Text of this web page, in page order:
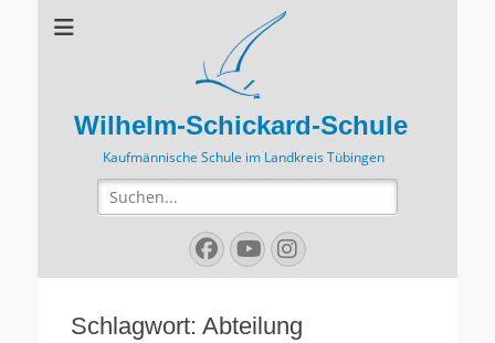
Wilhelm-Schickard-Schule
Kaufmännische Schule im Landkreis Tübingen
Suchen
nach:
Facebook
YouTube
Instagram
Schlagwort: Abteilung